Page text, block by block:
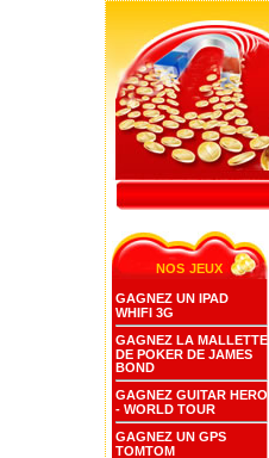
nos jeux
GAGNEZ UN IPAD
WHIFI 3G
GAGNEZ LA MALLETTE
DE POKER DE JAMES
BOND
GAGNEZ GUITAR HERO
- WORLD TOUR
GAGNEZ UN GPS
TOMTOM